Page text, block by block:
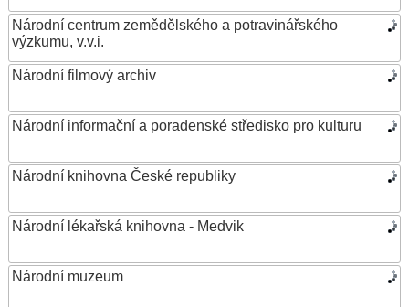
Národní centrum zemědělského a potravinářského
výzkumu, v.v.i.
Národní filmový archiv
Národní informační a poradenské středisko pro kulturu
Národní knihovna České republiky
Národní lékařská knihovna - Medvik
Národní muzeum